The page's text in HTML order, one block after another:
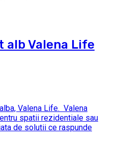
alb Valena Life
Valena Life. Valena
spatii rezidentiale sau
de solutii ce raspunde